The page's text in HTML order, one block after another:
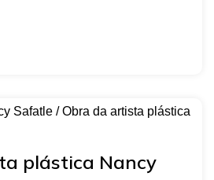
Safatle / Obra da artista plástica
plástica Nancy